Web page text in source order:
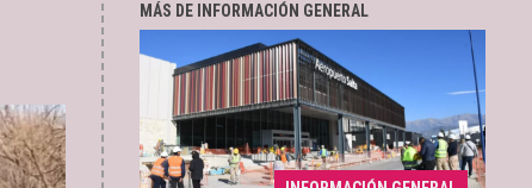
MÁS DE INFORMACIÓN GENERAL
04/08/2026 Los trabajos registran